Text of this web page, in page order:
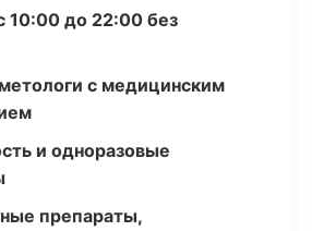
10:00 до 22:00 без
с медицинским
и одноразовые
препараты,